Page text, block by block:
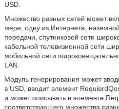
USD.
Множество разных сетей может
мере, одну из Интернета,
передачи, спутниковой сети
кабельной телевизионной сети
мобильной сети
LAN.
Модуль генерирования может
в USD, вводит элемент
и может описывать в элементе
соответствующего множества